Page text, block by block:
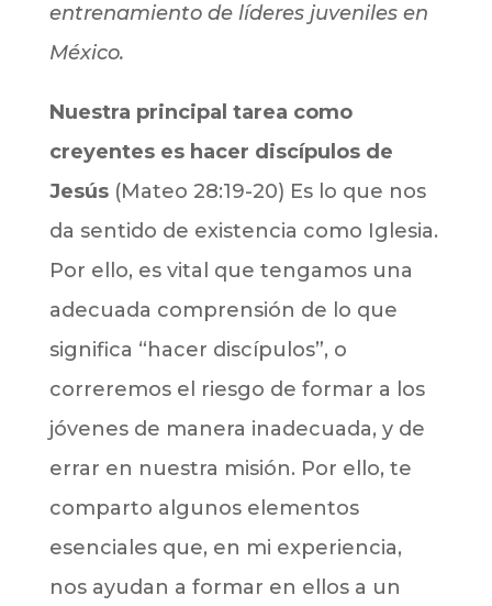
entrenamiento de líderes juveniles en
México.
Nuestra principal tarea como
creyentes es hacer discípulos de
Jesús(Mateo 28:19-20) Es lo que nos
da sentido de existencia como Iglesia.
Por ello, es vital que tengamos una
adecuada comprensión de lo que
significa “hacer discípulos”, o
correremos el riesgo de formar a los
jóvenes de manera inadecuada, y de
errar en nuestra misión. Por ello, te
comparto algunos elementos
esenciales que, en mi experiencia,
nos ayudan a formar en ellos a un